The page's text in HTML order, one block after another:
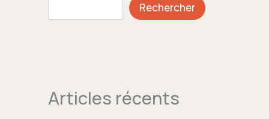
Rechercher
Articles récents